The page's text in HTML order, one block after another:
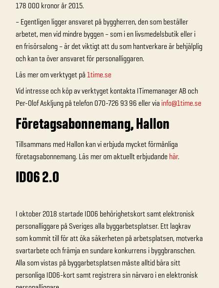
178 000 kronor år 2015.
– Egentligen ligger ansvaret på byggherren, den som beställer
arbetet, men vid mindre byggen – som i en livsmedelsbutik eller i
en frisörsalong – är det viktigt att du som hantverkare är behjälplig
och kan ta över ansvaret för personalliggaren.
Läs mer om verktyget på1time.se
Vid intresse och köp av verktyget kontakta ITimemanager AB och
Per-Olof Askljung på telefon 070-726 93 96 eller via info@1time.se
Företagsabonnemang, Hallon
Tillsammans med Hallon kan vi erbjuda mycket förmånliga
företagsabonnemang. Läs mer om aktuellt erbjudande här.
ID06 2.0
I oktober 2018 startade ID06 behörighetskort samt elektronisk
personalliggare på Sveriges alla byggarbetsplatser. Ett lagkrav
som kommit till för att öka säkerheten på arbetsplatsen, motverka
svartarbete och främja en sundare konkurrens i byggbranschen.
Alla som vistas på byggarbetsplatsen måste alltid bära sitt
personliga ID06-kort samt registrera sin närvaro i en elektronisk